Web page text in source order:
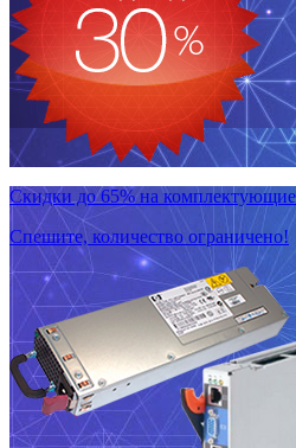
Скидки до 65% на
Спешите, количество ограничено!